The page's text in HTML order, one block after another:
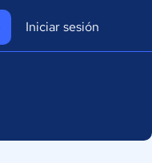
Iniciar sesión